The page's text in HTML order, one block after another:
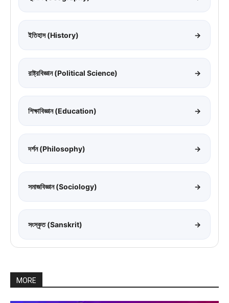
ইতিহাস (History) →
রাষ্ট্রবিজ্ঞান (Political Science) →
শিক্ষাবিজ্ঞান (Education) →
দর্শন (Philosophy) →
সমাজবিজ্ঞান (Sociology) →
সংস্কৃত (Sanskrit) →
MORE